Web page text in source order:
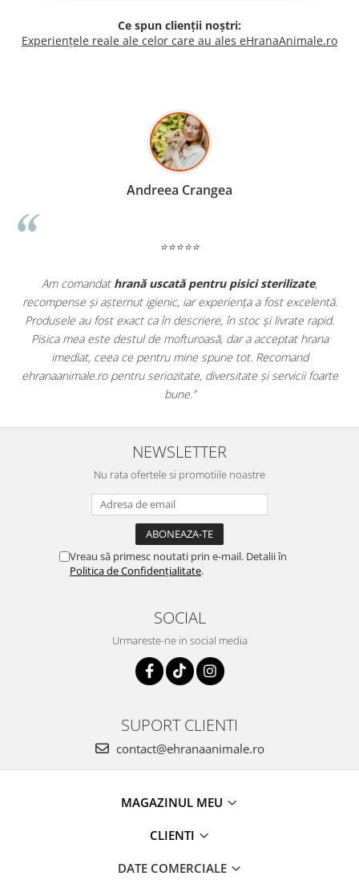
Ce spun clienții noștri:
Experiențele reale ale celor care au ales eHranaAnimale.ro
Madalina Stancea
⭐⭐⭐⭐⭐
Apreciez foarte mult faptul că peehranaanimale.rogăsesc
doar hrană, ci și produse dinfarmacia veterinară:
antiparazitare, suplimente și soluții de îngrijire. Este foarte
comod să pot comanda tot ce am nevoie pentru animalul meu
dintr-un singur loc. Livrarea a fost rapidă, iar produsele au fost
originale și în termen. Magazin serios, bine organizat și foarte
pentru orice stăpân de animale.
NEWSLETTER
Nu rata ofertele si promotiile noastre
Vreau să primesc noutati prin e-mail. Detalii în
Politica de Confidențialitate.
SOCIAL
Urmareste-ne in social media
SUPORT CLIENTI
contact@ehranaanimale.ro
MAGAZINUL MEU
CLIENTI
DATE COMERCIALE